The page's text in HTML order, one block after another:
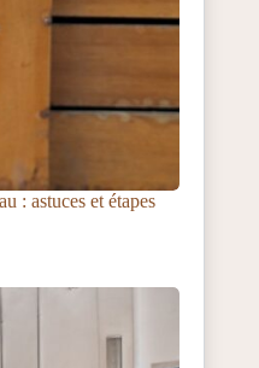
: astuces et étapes